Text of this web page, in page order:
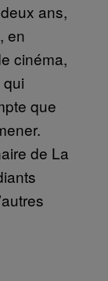
ans,
en
cinéma,
que
de La